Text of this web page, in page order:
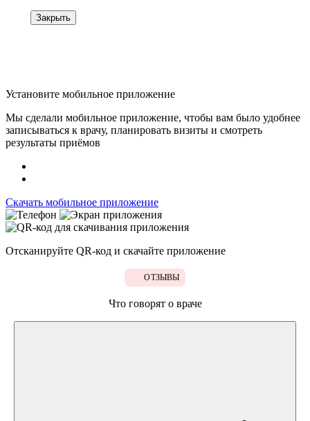
Закрыть
Установите мобильное приложение
Мы сделали мобильное приложение, чтобы вам было удобнее
записываться к врачу, планировать визиты и смотреть
результаты приёмов
Скачать мобильное приложение
Отсканируйте QR-код и скачайте приложение
ОТЗЫВЫ
Что говорят о враче